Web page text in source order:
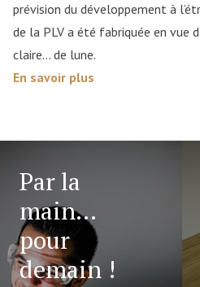
prévision du développement à
de la PLV a été fabriquée en vue
claire… de lune.
En savoir plus
Par la
main…
pour
demain !